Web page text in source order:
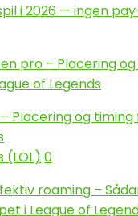
i 2026 — ingen
Placering og
(LOL) 0